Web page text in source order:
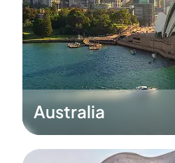
Australia